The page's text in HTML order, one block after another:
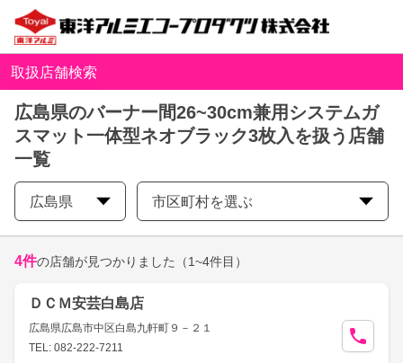
取扱店舗検索
広島県のバーナー間26~30cm兼用システムガ
スマット一体型ネオブラック3枚入を扱う店舗
一覧
広島県 市区町村を選ぶ
4件の店舗が見つかりました （1~4件目）
ＤＣＭ安芸白島店
広島県広島市中区白島九軒町９－２１
TEL: 082-222-7211